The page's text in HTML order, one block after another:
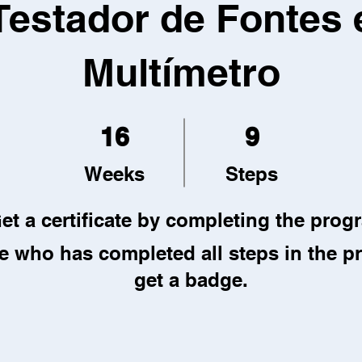
de Fontes
Multímetro
16
Weeks
9
Steps
a certificate by completing the
who has completed all steps in the
get a badge.